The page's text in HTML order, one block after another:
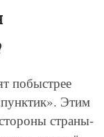
побыстрее
Этим
страны-